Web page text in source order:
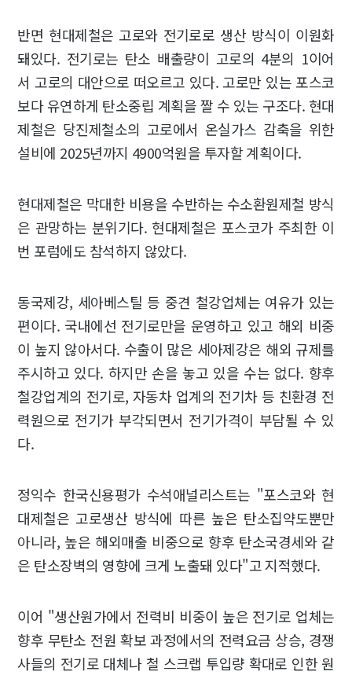
반면 현대제철은 고로와 전기로로 생산 방식이 이원화
돼있다. 전기로는 탄소 배출량이 고로의 4분의 1이어
서 고로의 대안으로 떠오르고 있다. 고로만 있는 포스코
보다 유연하게 탄소중립 계획을 짤 수 있는 구조다. 현대
제철은 당진제철소의 고로에서 온실가스 감축을 위한
설비에 2025년까지 4900억원을 투자할 계획이다.
현대제철은 막대한 비용을 수반하는 수소환원제철 방식
은 관망하는 분위기다. 현대제철은 포스코가 주최한 이
번 포럼에도 참석하지 않았다.
동국제강, 세아베스틸 등 중견 철강업체는 여유가 있는
편이다. 국내에선 전기로만을 운영하고 있고 해외 비중
이 높지 않아서다. 수출이 많은 세아제강은 해외 규제를
주시하고 있다. 하지만 손을 놓고 있을 수는 없다. 향후
철강업계의 전기로, 자동차 업계의 전기차 등 친환경 전
력원으로 전기가 부각되면서 전기가격이 부담될 수 있
다.
정익수 한국신용평가 수석애널리스트는 "포스코와 현
대제철은 고로생산 방식에 따른 높은 탄소집약도뿐만
아니라, 높은 해외매출 비중으로 향후 탄소국경세와 같
은 탄소장벽의 영향에 크게 노출돼 있다"고 지적했다.
이어 "생산원가에서 전력비 비중이 높은 전기로 업체는
향후 무탄소 전원 확보 과정에서의 전력요금 상승, 경쟁
사들의 전기로 대체나 철 스크랩 투입량 확대로 인한 원